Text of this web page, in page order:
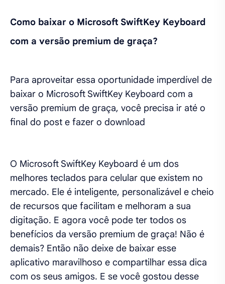
Como baixar o Microsoft SwiftKey Keyboard
com a versão premium de graça?
Para aproveitar essa oportunidade imperdível de
baixar o Microsoft SwiftKey Keyboard com a
versão premium de graça, você precisa ir até o
final do post e fazer o download
O Microsoft SwiftKey Keyboard é um dos
melhores teclados para celular que existem no
mercado. Ele é inteligente, personalizável e cheio
de recursos que facilitam e melhoram a sua
digitação. E agora você pode ter todos os
benefícios da versão premium de graça! Não é
demais? Então não deixe de baixar esse
aplicativo maravilhoso e compartilhar essa dica
com os seus amigos. E se você gostou desse